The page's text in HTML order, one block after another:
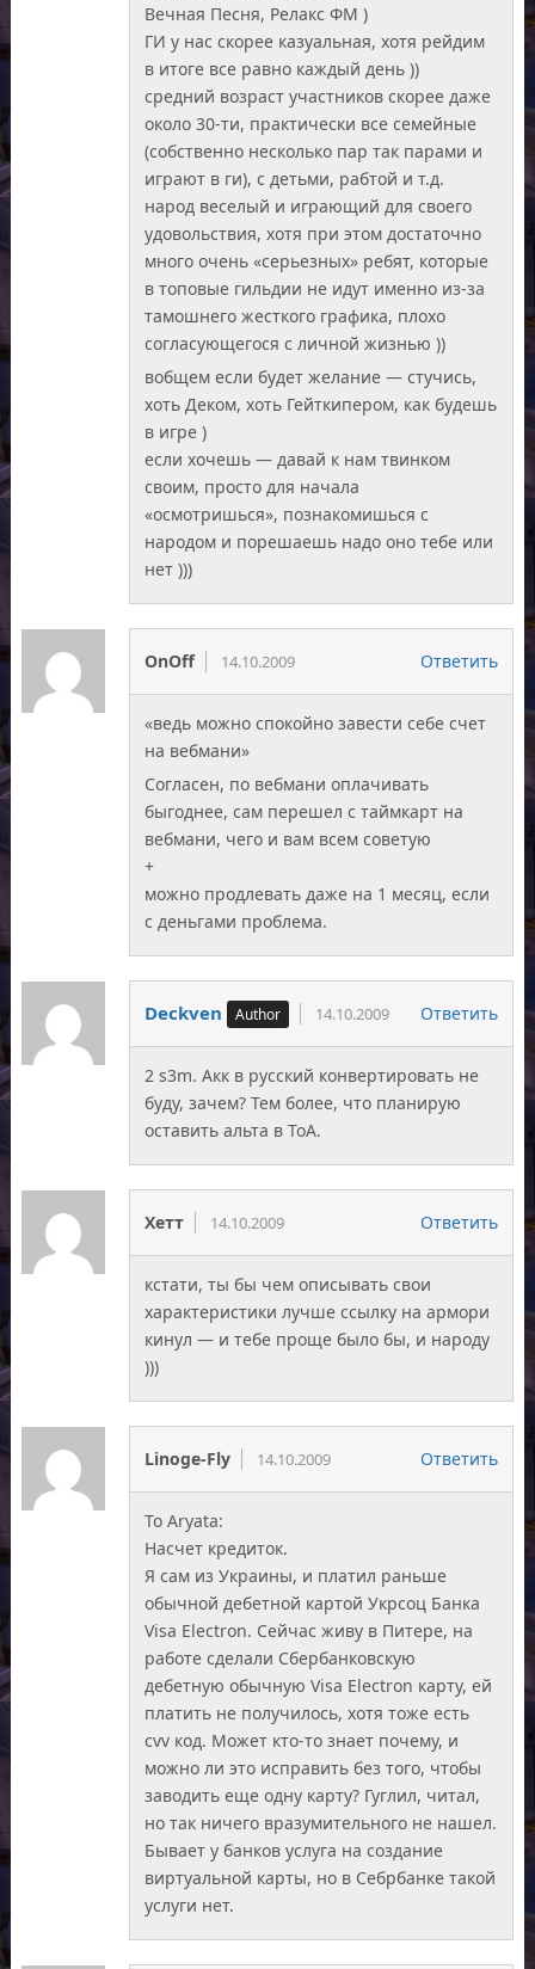
Вечная Песня, Релакс ФМ )
ГИ у нас скорее казуальная, хотя рейдим
в итоге все равно каждый день ))
средний возраст участников скорее даже
около 30-ти, практически все семейные
(собственно несколько пар так парами и
играют в ги), с детьми, рабтой и т.д.
народ веселый и играющий для своего
удовольствия, хотя при этом достаточно
много очень «серьезных» ребят, которые
в топовые гильдии не идут именно из-за
тамошнего жесткого графика, плохо
согласующегося с личной жизнью ))
вобщем если будет желание — стучись,
хоть Деком, хоть Гейткипером, как будешь
в игре )
если хочешь — давай к нам твинком
своим, просто для начала
«осмотришься», познакомишься с
народом и порешаешь надо оно тебе или
нет )))
OnOff 14.10.2009 Ответить
«ведь можно спокойно завести себе счет
на вебмани»
Согласен, по вебмани оплачивать
быгоднее, сам перешел с таймкарт на
вебмани, чего и вам всем советую
+
можно продлевать даже на 1 месяц, если
с деньгами проблема.
Deckven 14.10.2009 Ответить
2 s3m. Акк в русский конвертировать не
буду, зачем? Тем более, что планирую
оставить альта в ТоА.
Хетт 14.10.2009 Ответить
кстати, ты бы чем описывать свои
характеристики лучше ссылку на армори
кинул — и тебе проще было бы, и народу
)))
Linoge-Fly 14.10.2009 Ответить
To Aryata:
Насчет кредиток.
Я сам из Украины, и платил раньше
обычной дебетной картой Укрсоц Банка
Visa Electron. Сейчас живу в Питере, на
работе сделали Сбербанковскую
дебетную обычную Visa Electron карту, ей
платить не получилось, хотя тоже есть
cvv код. Может кто-то знает почему, и
можно ли это исправить без того, чтобы
заводить еще одну карту? Гуглил, читал,
но так ничего вразумительного не нашел.
Бывает у банков услуга на создание
виртуальной карты, но в Себрбанке такой
услуги нет.